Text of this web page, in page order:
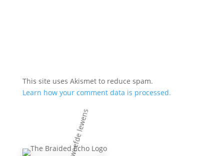
This site uses Akismet to reduce spam.
Learn how your comment data is processed.